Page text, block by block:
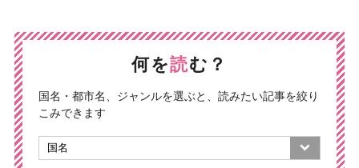
何を読む？
国名・都市名、ジャンルを選ぶと、読みたい記事を絞り
こみできます